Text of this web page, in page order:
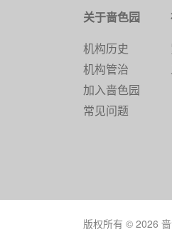
关于啬色园
机构历史
机构管治
加入啬色园
常见问题
版权所有 © 2026